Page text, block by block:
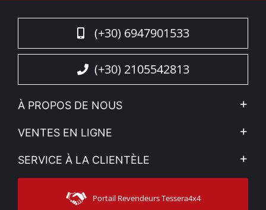
(+30) 6947901533
(+30) 2105542813
À PROPOS DE NOUS
L'entreprise
Voir nos actualités
Sitemap
VENTES EN LIGNE
Mon compte
Moyens d’expédition
SERVICE À LA CLIENTÈLE
Contacter
Assistance aux clientsPortail Revendeurs Tessera4x4